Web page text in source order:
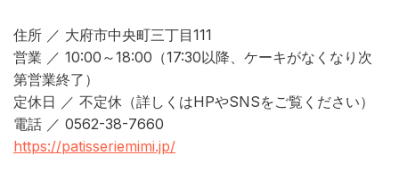
住所 ／ 大府市中央町三丁目111
営業 ／ 10:00～18:00（17:30以降、ケーキがなくなり次
第営業終了）
定休日 ／ 不定休（詳しくはHPやSNSをご覧ください）
電話 ／ 0562-38-7660
https://patisseriemimi.jp/